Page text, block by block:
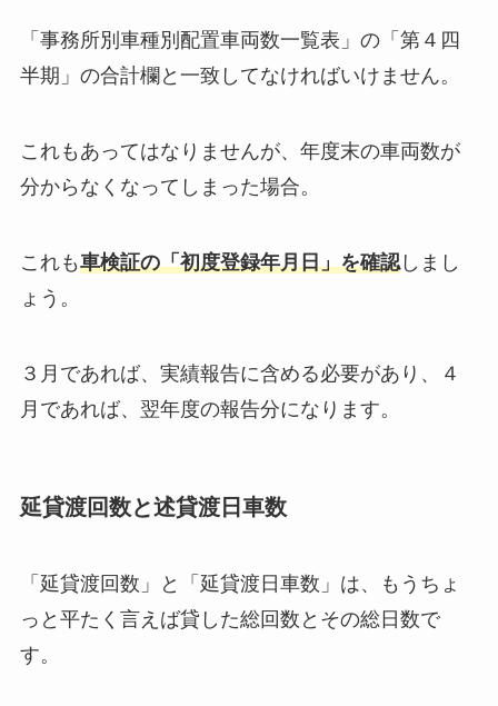
「事務所別車種別配置車両数一覧表」の「第４四
半期」の合計欄と一致してなければいけません。
これもあってはなりませんが、年度末の車両数が
分からなくなってしまった場合。
これも車検証の「初度登録年月日」を確認しまし
ょう。
３月であれば、実績報告に含める必要があり、４
月であれば、翌年度の報告分になります。
延貸渡回数と述貸渡日車数
「延貸渡回数」と「延貸渡日車数」は、もうちょ
っと平たく言えば貸した総回数とその総日数で
す。